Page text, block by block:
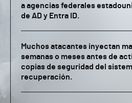
a agencias federales
de AD y Entra ID.
Muchos atacantes inyectan
semanas o meses antes de
copias de seguridad del
recuperación.